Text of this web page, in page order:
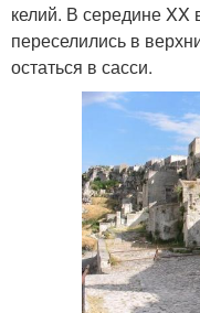
келий. В середине XX
переселились в
остаться в сасси.